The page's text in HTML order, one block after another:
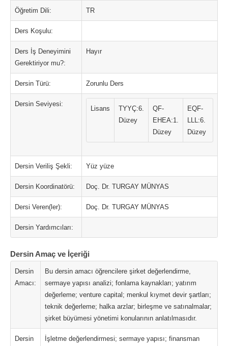
Öğretim Dili: TR
Ders Koşulu:
Ders İş Deneyimini
Gerektiriyor mu?:
Hayır
Dersin Türü: Zorunlu Ders
Dersin Seviyesi:
Lisans
TYYÇ:6.
Düzey
QF-
EHEA:1.
Düzey
EQF-
LLL:6.
Düzey
Dersin Veriliş Şekli: Yüz yüze
Dersin Koordinatörü: Doç. Dr. TURGAY MÜNYAS
Dersi Veren(ler): Doç. Dr. TURGAY MÜNYAS
Dersin Yardımcıları:
Dersin Amaç ve İçeriği
Dersin
Amacı:
Bu dersin amacı öğrencilere şirket değerlendirme,
sermaye yapısı analizi; fonlama kaynakları; yatırım
değerleme; venture capital; menkul kıymet devir şartları;
teknik değerleme; halka arzlar; birleşme ve satınalmalar;
şirket büyümesi yönetimi konularının anlatılmasıdır.
Dersin
İşletme değerlendirmesi; sermaye yapısı; finansman